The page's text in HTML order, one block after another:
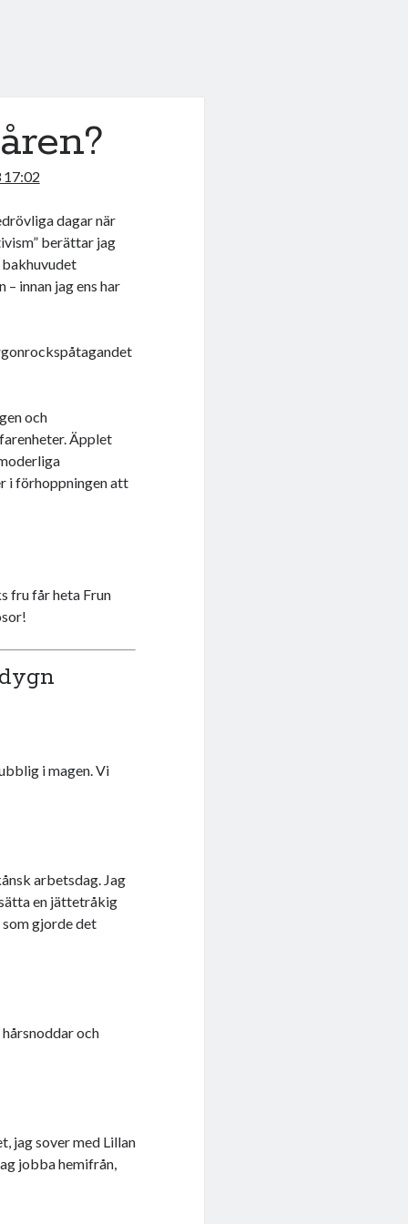
dagar när
berättar jag
bakhuvudet
innan jag ens har
och
Äpplet
i förhoppningen att
fru får heta Frun
i magen. Vi
arbetsdag. Jag
en jättetråkig
gjorde det
och
jag sover med Lillan
jobba hemifrån,